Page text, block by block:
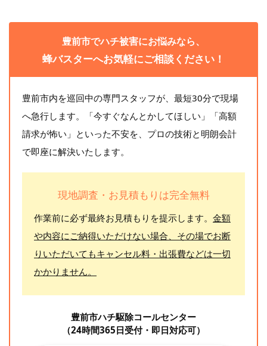
豊前市でハチ被害にお悩みなら、
蜂バスターへお気軽にご相談ください！
豊前市内を巡回中の専門スタッフが、最短30分で現場
へ急行します。「今すぐなんとかしてほしい」「高額
請求が怖い」といった不安を、プロの技術と明朗会計
で即座に解決いたします。
現地調査・お見積もりは完全無料
作業前に必ず最終お見積もりを提示します。 金額
や内容にご納得いただけない場合、その場でお断
りいただいてもキャンセル料・出張費などは一切
かかりません。
豊前市ハチ駆除コールセンター
（24時間365日受付・即日対応可）